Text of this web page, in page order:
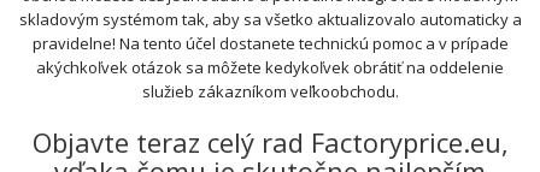
skladovým systémom tak, aby sa všetko aktualizovalo automaticky a
pravidelne! Na tento účel dostanete technickú pomoc a v prípade
akýchkoľvek otázok sa môžete kedykoľvek obrátiť na oddelenie
služieb zákazníkom veľkoobchodu.
Objavte teraz celý rad Factoryprice.eu,